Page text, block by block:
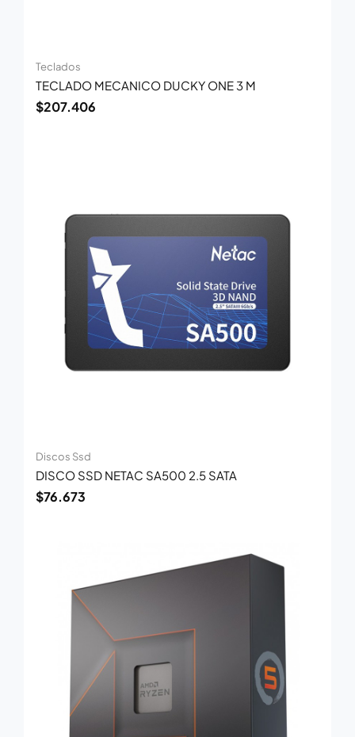
Teclados
TECLADO MECANICO DUCKY ONE 3 M
$207.406
Discos Ssd
DISCO SSD NETAC SA500 2.5 SATA
$76.673